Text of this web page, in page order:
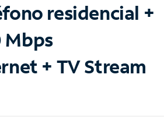
residencial +
Mbps
+ TV Stream